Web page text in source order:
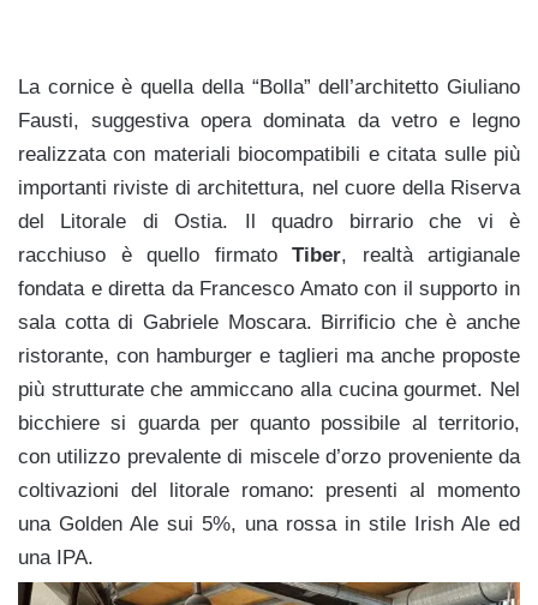
La cornice è quella della “Bolla” dell’architetto Giuliano
Fausti, suggestiva opera dominata da vetro e legno
realizzata con materiali biocompatibili e citata sulle più
importanti riviste di architettura, nel cuore della Riserva
del Litorale di Ostia. Il quadro birrario che vi è
racchiuso è quello firmato Tiber, realtà artigianale
fondata e diretta da Francesco Amato con il supporto in
sala cotta di Gabriele Moscara. Birrificio che è anche
ristorante, con hamburger e taglieri ma anche proposte
più strutturate che ammiccano alla cucina gourmet. Nel
bicchiere si guarda per quanto possibile al territorio,
con utilizzo prevalente di miscele d’orzo proveniente da
coltivazioni del litorale romano: presenti al momento
una Golden Ale sui 5%, una rossa in stile Irish Ale ed
una IPA.